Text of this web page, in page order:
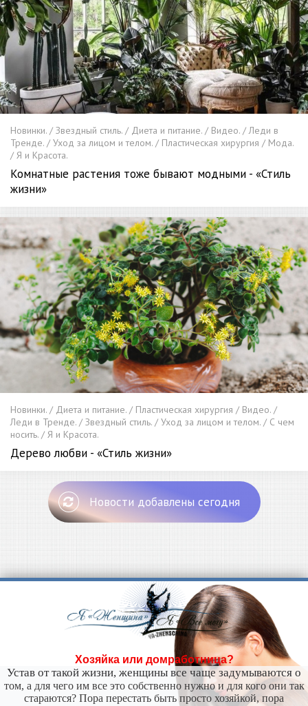
Новинки. / Звездный стиль. / Диета и питание. / Видео. / Леди в
Тренде. / Уход за лицом и телом. / Пластическая хирургия / Мода.
/ Я и Красота.
Комнатные растения тоже бывают модными - «Стиль
жизни»
Новинки. / Диета и питание. / Пластическая хирургия / Видео. /
Леди в Тренде. / Звездный стиль. / Уход за лицом и телом. / С чем
носить. / Я и Красота.
Дерево любви - «Стиль жизни»
Новости добавлены сегодня
Хозяйка или домработница?
Устав от такой жизни, женщины все чаще задумываются о
том, а для чего им все это собственно нужно и для кого они так
стараются? Пора перестать быть просто хозяйкой, пора